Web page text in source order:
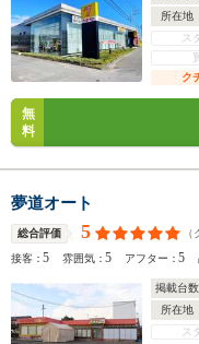
所在地
ス
ク
無
料
夢道オート
総合評価 5
接客：5 雰囲気：5 アフター：5
掲載台数
所在地
ス